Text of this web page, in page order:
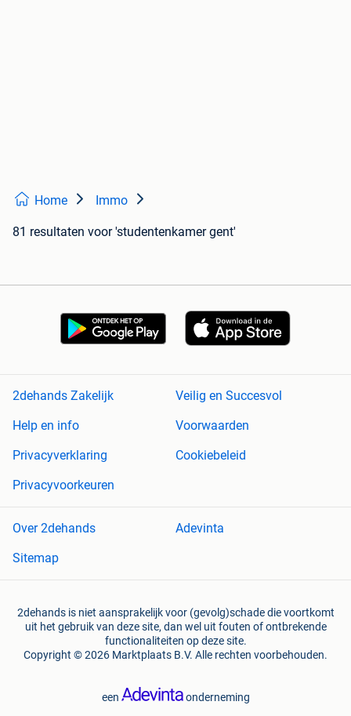
Home Immo
81 resultaten voor 'studentenkamer gent'
2dehands Zakelijk
Veilig en Succesvol
Help en info
Voorwaarden
Privacyverklaring
Cookiebeleid
Privacyvoorkeuren
Over 2dehands
Adevinta
Sitemap
2dehands is niet aansprakelijk voor (gevolg)schade die voortkomt
uit het gebruik van deze site, dan wel uit fouten of ontbrekende
functionaliteiten op deze site.
Copyright © 2026 Marktplaats B.V. Alle rechten voorbehouden.
een onderneming